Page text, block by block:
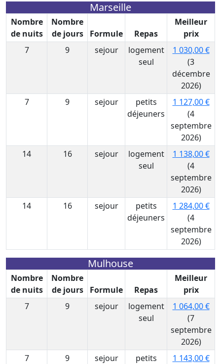
Marseille
Nombre
de nuits
Nombre
de jours
Formule Repas
Meilleur
prix
7
9 sejour
logement
seul
1 030,00 €
(3
décembre
2026)
7
9 sejour
petits
déjeuners
1 127,00 €
(4
septembre
2026)
14
16 sejour
logement
seul
1 138,00 €
(4
septembre
2026)
14
16 sejour
petits
déjeuners
1 284,00 €
(4
septembre
2026)
Mulhouse
Nombre
de nuits
Nombre
de jours
Formule Repas
Meilleur
prix
7
9 sejour
logement
seul
1 064,00 €
(7
septembre
2026)
7
9 sejour
petits
1 143,00 €